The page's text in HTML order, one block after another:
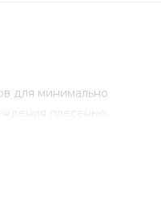
для минимально
плесенью.